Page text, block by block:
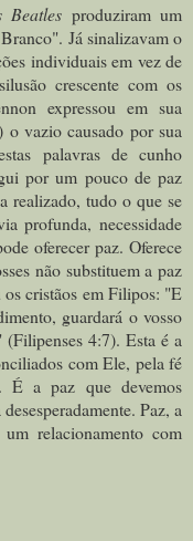
Beatles produziram um
Já sinalizavam o
individuais em vez de
crescente com os
expressou em sua
vazio causado por sua
palavras de cunho
por um pouco de paz
realizado, tudo o que se
profunda, necessidade
oferecer paz. Oferece
não substituem a paz
cristãos em Filipos: "E
guardará o vosso
(Filipenses 4:7). Esta é a
com Ele, pela fé
É a paz que devemos
Paz, a
relacionamento com